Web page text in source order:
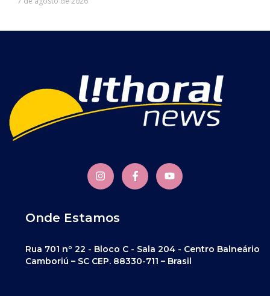
Onde Estamos
Rua 701 nº 22 - Bloco C - Sala 204 - Centro Balneário
Camboriú – SC CEP. 88330-711 – Brasil